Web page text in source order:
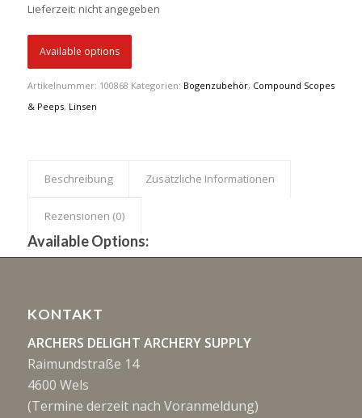
Lieferzeit: nicht angegeben
Available options
Artikelnummer: 100868 Kategorien: Bogenzubehör, Compound Scopes
& Peeps, Linsen
Beschreibung Zusätzliche Informationen
Rezensionen (0)
Available Options:
KONTAKT
ARCHERS DELIGHT ARCHERY SUPPLY
Raimundstraße 14
4600 Wels
(Termine derzeit nach Voranmeldung)